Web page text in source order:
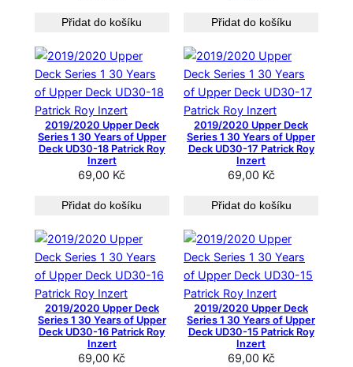
Přidat do košíku Přidat do košíku
2019/2020 Upper Deck
Series 1 30 Years of Upper
Deck UD30-18 Patrick Roy
Inzert
69,00 Kč
Přidat do košíku
2019/2020 Upper Deck
Series 1 30 Years of Upper
Deck UD30-17 Patrick Roy
Inzert
69,00 Kč
Přidat do košíku
2019/2020 Upper Deck
Series 1 30 Years of Upper
Deck UD30-16 Patrick Roy
Inzert
69,00 Kč
2019/2020 Upper Deck
Series 1 30 Years of Upper
Deck UD30-15 Patrick Roy
Inzert
69,00 Kč